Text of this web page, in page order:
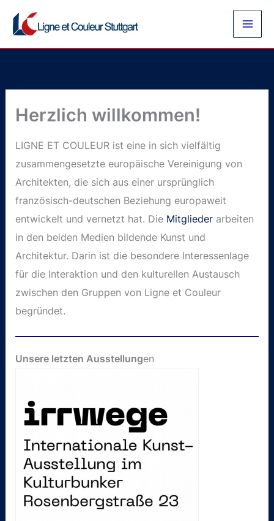
Inhalt
springen
Herzlich willkommen!
LIGNE ET COULEUR ist eine in sich vielfältig
zusammengesetzte europäische Vereinigung von
Architekten, die sich aus einer ursprünglich
französisch-deutschen Beziehung europaweit
entwickelt und vernetzt hat. Die Mitglieder arbeiten
in den beiden Medien bildende Kunst und
Architektur. Darin ist die besondere Interessenlage
für die Interaktion und den kulturellen Austausch
zwischen den Gruppen von Ligne et Couleur
begründet.
Unsere letzten Ausstellungen